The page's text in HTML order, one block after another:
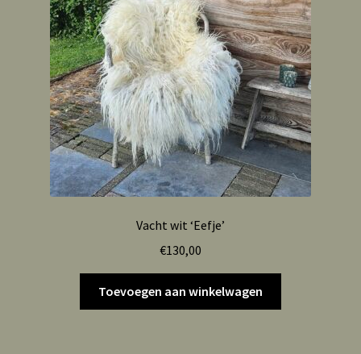
Vacht wit ‘Eefje’
€130,00
Toevoegen aan winkelwagen